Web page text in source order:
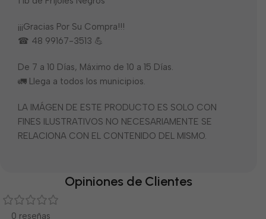
¡¡¡Gracias Por Su Compra!!!
☎ 48 99167-3513 💪
De 7 a 10 Días, Máximo de 10 a 15 Días.
🚛 Llega a todos los municipios.
LA IMÁGEN DE ESTE PRODUCTO ES SOLO CON
FINES ILUSTRATIVOS NO NECESARIAMENTE SE
RELACIONA CON EL CONTENIDO DEL MISMO.
Opiniones de Clientes
0 reseñas